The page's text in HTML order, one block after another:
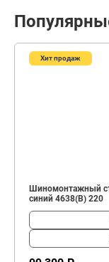
Хит продаж
Шиномонтажный
синий 4638(B) 220